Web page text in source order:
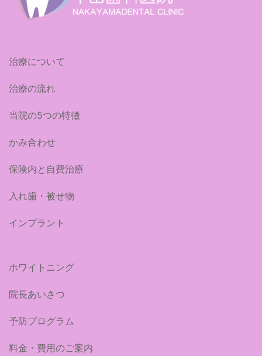
治療について
治療の流れ
当院の5つの特徴
かみ合わせ
保険内と自費治療
入れ歯・被せ物
インプラント
ホワイトニング
院長あいさつ
予防プログラム
料金・費用のご案内